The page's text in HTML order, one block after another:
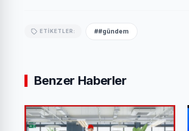
ETIKETLER: ##gündem
Benzer Haberler